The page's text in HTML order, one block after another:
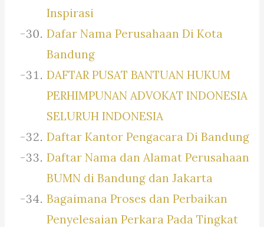
Inspirasi
Dafar Nama Perusahaan Di Kota
Bandung
DAFTAR PUSAT BANTUAN HUKUM
PERHIMPUNAN ADVOKAT INDONESIA
SELURUH INDONESIA
Daftar Kantor Pengacara Di Bandung
Daftar Nama dan Alamat Perusahaan
BUMN di Bandung dan Jakarta
Bagaimana Proses dan Perbaikan
Penyelesaian Perkara Pada Tingkat